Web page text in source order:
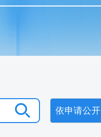
依申请公开